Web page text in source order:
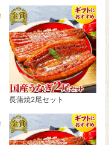
長蒲焼2尾セット